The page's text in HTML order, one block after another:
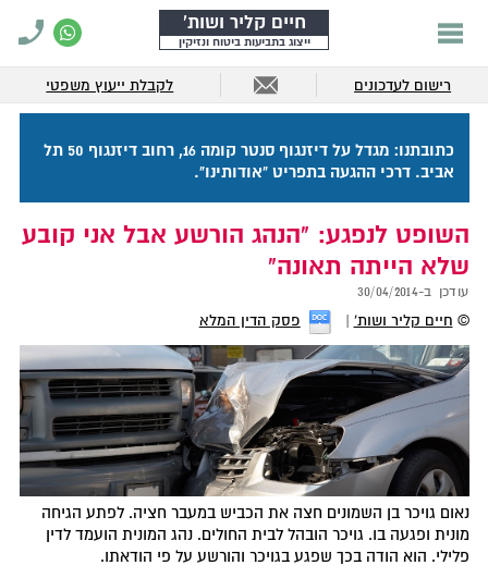
חיים קליר ושות'
ייצוג בתביעות ביטוח ונזיקין
רישום לעדכונים לקבלת ייעוץ משפטי
כתובתנו: מגדל על דיזנגוף סנטר קומה 16, רחוב דיזנגוף 50 תל
אביב. דרכי ההגעה בתפריט "אודותינו".
השופט לנפגע: "הנהג הורשע אבל אני קובע
שלא הייתה תאונה"
עודכן ב-30/04/2014
© חיים קליר ושות' פסק הדין המלא
נאום גויכר בן השמונים חצה את הכביש במעבר חציה. לפתע הגיחה
מונית ופגעה בו. גויכר הובהל לבית החולים. נהג המונית הועמד לדין
פלילי. הוא הודה בכך שפגע בגויכר והורשע על פי הודאתו.